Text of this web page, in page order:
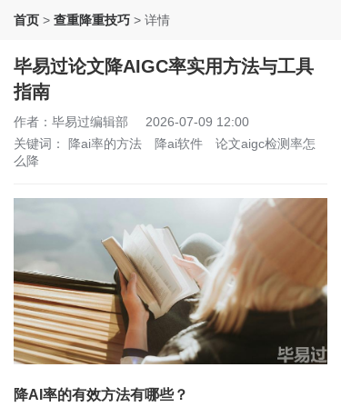
首页 > 查重降重技巧 > 详情
毕易过论文降AIGC率实用方法与工具
指南
作者：毕易过编辑部
2026-07-09 12:00
关键词：
降ai率的方法 降ai软件
论文aigc检测率怎
么降
降AI率的有效方法有哪些？